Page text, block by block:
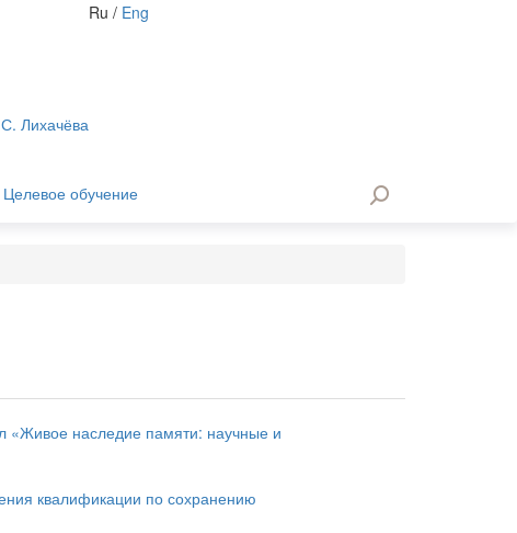
С. Лихачёва
Целевое обучение
Ru / Eng
«Живое наследие памяти: научные и
квалификации по сохранению